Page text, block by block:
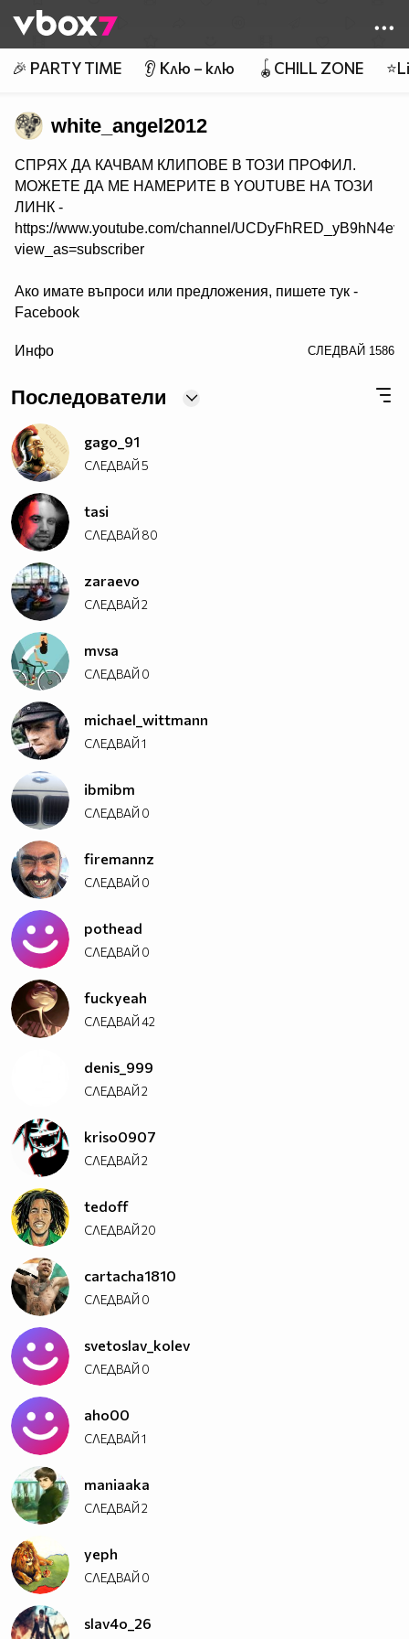
👾
🎉 PARTY TIME 👂 Клю – клю 🪀CHILL ZONE
white_angel2012
СПРЯХ ДА КАЧВАМ КЛИПОВЕ В ТОЗИ ПРОФИЛ.
МОЖЕТЕ ДА МЕ НАМЕРИТЕ В YOUTUBE НА ТОЗИ
ЛИНК -
https://www.youtube.com/channel/
view_as=subscriber
Ако имате въпроси или предложения, пишете тук -
Facebook
Инфо СЛЕДВАЙ 1586
Последователи
gago_91
СЛЕДВАЙ5
tasi
СЛЕДВАЙ 80
zaraevo
СЛЕДВАЙ2
mvsa
СЛЕДВАЙ 0
michael_wittmann
СЛЕДВАЙ1
ibmibm
СЛЕДВАЙ 0
firemannz
СЛЕДВАЙ 0
pothead
СЛЕДВАЙ 0
fuckyeah
СЛЕДВАЙ42
denis_999
СЛЕДВАЙ2
kriso0907
СЛЕДВАЙ2
tedoff
СЛЕДВАЙ20
cartacha1810
СЛЕДВАЙ 0
svetoslav_kolev
СЛЕДВАЙ 0
aho00
СЛЕДВАЙ1
maniaaka
СЛЕДВАЙ2
yeph
СЛЕДВАЙ 0
slav4o_26